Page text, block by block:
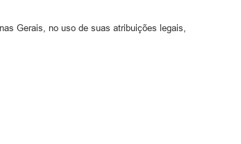
Gerais, no uso de suas atribuições legais,